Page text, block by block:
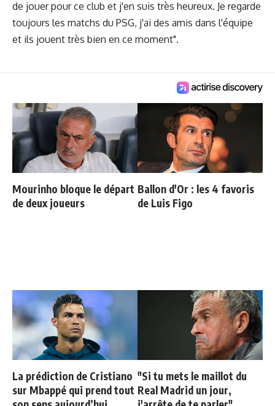
de jouer pour ce club et j'en suis très heureux. Je regarde
toujours les matchs du PSG, j'ai des amis dans l'équipe
et ils jouent très bien en ce moment".
Mourinho bloque le départ
de deux joueurs
Ballon d'Or : les 4 favoris
de Luis Figo
La prédiction de Cristiano
sur Mbappé qui prend tout
"Si tu mets le maillot du
Real Madrid un jour,